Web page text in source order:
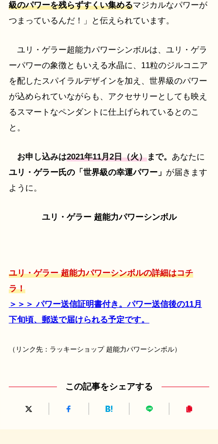
級のパワーを残らずすくい集めるマジカルなパワーが
つまっているんだ！」と伝えられています。
ユリ・ゲラー超能力パワーシンボルは、ユリ・ゲラ
ーパワーの象徴ともいえる水晶に、11粒のジルコニア
を配したスパイラルデザインを加え、世界級のパワー
が込められていながらも、アクセサリーとしても映え
るスマートなペンダントに仕上げられているとのこ
と。
お申し込みは2021年11月2日（火）まで。 あなたに
ユリ・ゲラー氏の「世界級の幸運パワー」 が届きます
ように。
ユリ・ゲラー 超能力パワーシンボル
ユリ・ゲラー 超能力パワーシンボルの詳細はコチ
ラ！
＞＞＞ パワー送信証明書付き。パワー送信後の11月
下旬頃、郵送で届けられる予定です。
（リンク先：ラッキーショップ 超能力パワーシンボル）
この記事をシェアする